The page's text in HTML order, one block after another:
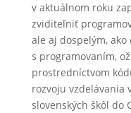
v aktuálnom roku
zviditeľniť
ale aj dospelým,
s programovaním,
prostredníctvom
rozvoju vzdelávania
slovenských škôl do